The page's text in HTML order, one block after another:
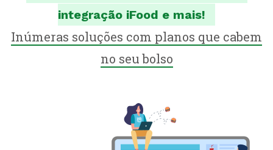
planos & preços
blog
entrar
integração iFood e mais!
Inúmeras soluções com planos que cabem
no seu bolso